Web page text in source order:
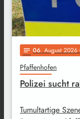
notes 06. August 2026
Pfaffenhofen
Polizei sucht
Tumultartige